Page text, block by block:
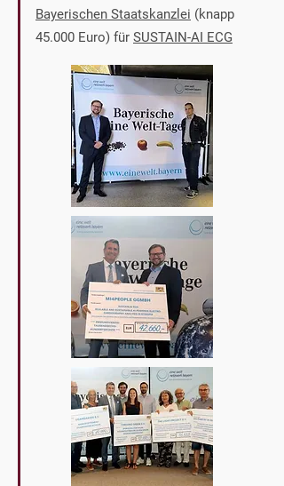
Bayerischen Staatskanzlei (knapp
45.000 Euro) für SUSTAIN-AI ECG